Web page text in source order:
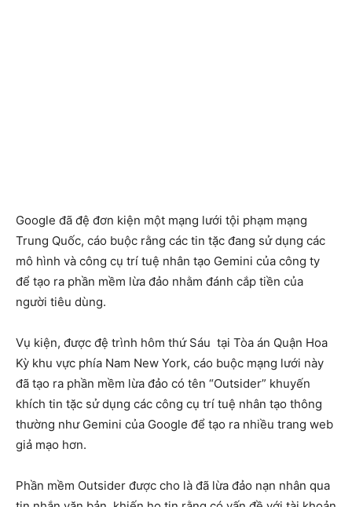
Google đã đệ đơn kiện một mạng lưới tội phạm mạng
Trung Quốc, cáo buộc rằng các tin tặc đang sử dụng các
mô hình và công cụ trí tuệ nhân tạo Gemini của công ty
để tạo ra phần mềm lừa đảo nhằm đánh cắp tiền của
người tiêu dùng.
Vụ kiện, được đệ trình hôm thứ Sáu tại Tòa án Quận Hoa
Kỳ khu vực phía Nam New York, cáo buộc mạng lưới này
đã tạo ra phần mềm lừa đảo có tên “Outsider” khuyến
khích tin tặc sử dụng các công cụ trí tuệ nhân tạo thông
thường như Gemini của Google để tạo ra nhiều trang web
giả mạo hơn.
Phần mềm Outsider được cho là đã lừa đảo nạn nhân qua